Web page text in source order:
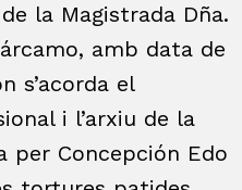
la Magistrada Dña.
amb data de
s’acorda el
i l’arxiu de la
per Concepción Edo